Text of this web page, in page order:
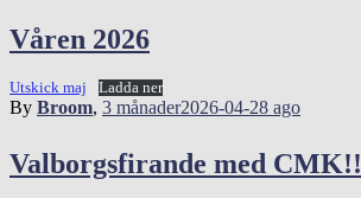
Våren 2026
Utskick maj Ladda ner
By Broom, 3 månader2026-04-28 ago
Valborgsfirande med CMK!!